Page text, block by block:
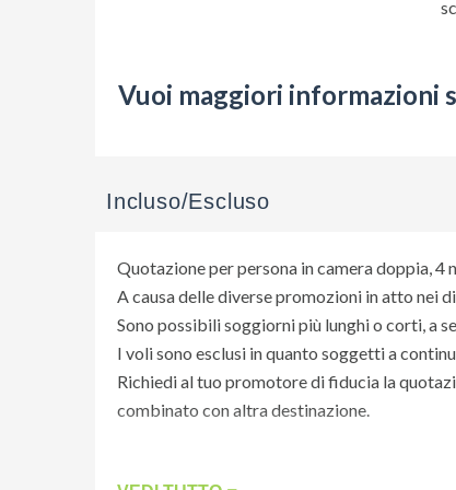
Voco Dubai IHG Hotel (Sheikh Zayed) *****
Compresa nella quota potrai scegliere
- Cena in crociera in Dhow
- Ticket per l'ingresso al Top off Peak al Burj
- Safari nel deserto con cena BBQ
- Tour classico della città di Dubai
Qualora questi lo vorrà potrà scegliere altri
Vuoi maggiori informazioni
Incluso/Escluso
Quotazione per persona in camera doppia,
A causa delle diverse promozioni in atto nei
Sono possibili soggiorni più lunghi o corti, a
I voli sono esclusi in quanto soggetti a
Richiedi al tuo promotore di fiducia la
combinato con altra destinazione.